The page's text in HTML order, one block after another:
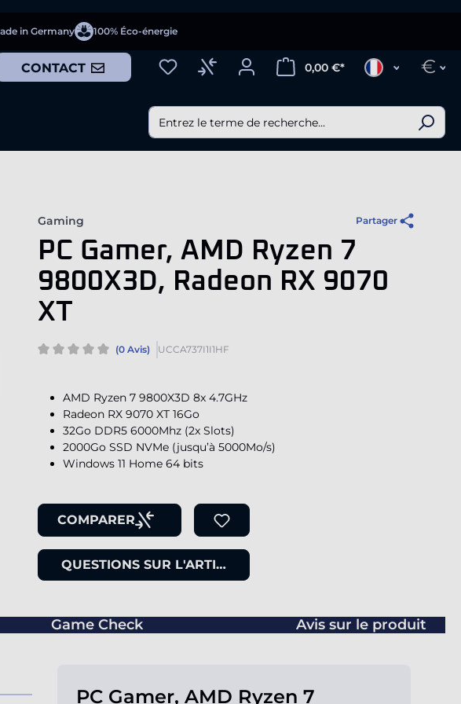
in Germany 100% Éco-énergie
CONTACT 0,00 €* €
Gaming Partager
PC Gamer, AMD Ryzen 7
9800X3D, Radeon RX 9070
XT
(0 Avis) UCCA737I1I1HF
AMD Ryzen 7 9800X3D 8x 4.7GHz
Radeon RX 9070 XT 16Go
32Go DDR5 6000Mhz (2x Slots)
2000Go SSD NVMe (jusqu’à 5000Mo/s)
Windows 11 Home 64 bits
COMPARER
QUESTIONS SUR L'ARTICLE
Game Check Avis sur le produit
PC Gamer, AMD Ryzen 7